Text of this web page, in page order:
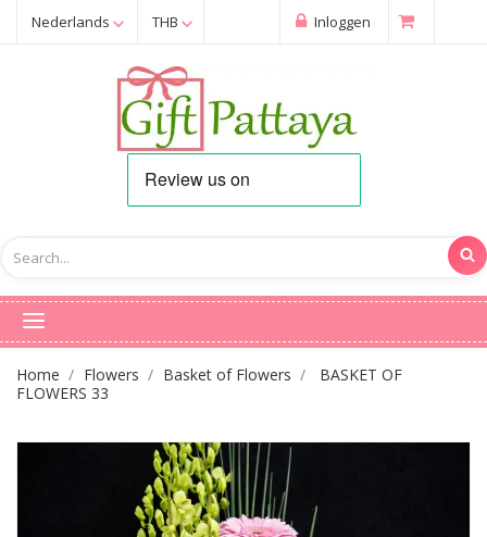
Nederlands THB Inloggen
Home Flowers Basket of Flowers
BASKET OF
FLOWERS 33